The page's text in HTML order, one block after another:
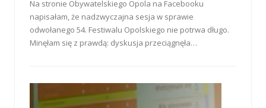
Na stronie Obywatelskiego Opola na Facebooku
napisałam, że nadzwyczajna sesja w sprawie
odwołanego 54. Festiwalu Opolskiego nie potrwa długo.
Minęłam się z prawdą: dyskusja przeciągnęła…